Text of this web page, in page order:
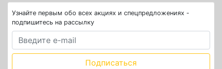
Узнайте первым обо всех акциях и спецпредложениях -
подпишитесь на рассылку